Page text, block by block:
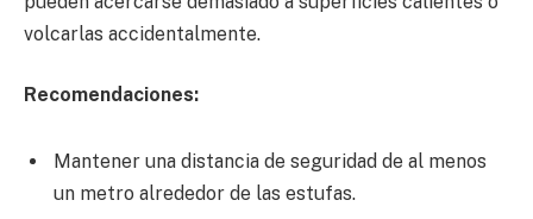
volcarlas accidentalmente.
Recomendaciones:
Mantener una distancia de seguridad de al menos
un metro alrededor de las estufas.